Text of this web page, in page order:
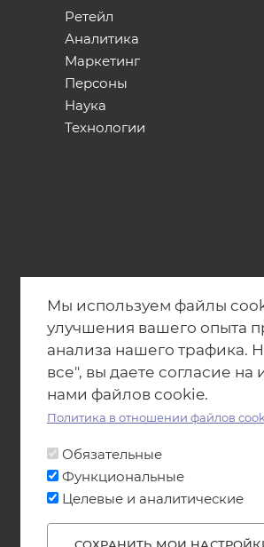
Ретейл
Аналитика
Маркетинг
Персоны
Наука
Технологии
Мы используем файлы
улучшения вашего опыта
анализа нашего трафика.
все", вы даете согласие на
нами файлов cookie.
Политика в отношении файлов
Обязательные
Функциональные
Целевые и аналитические